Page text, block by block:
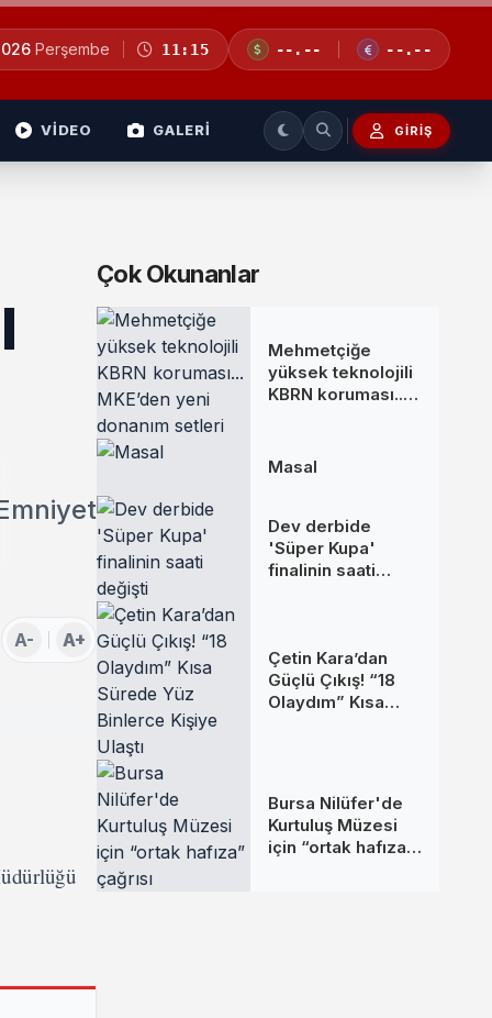
Perşembe 11:15 --.-- --.--
VİDEO GALERİ GIRIŞ
A- A+
Çok Okunanlar
Mehmetçiğe
yüksek teknolojili
KBRN koruması...
Masal
Dev derbide
'Süper Kupa'
finalinin saati
Çetin Kara’dan
Güçlü Çıkış! “18
Olaydım” Kısa
Bursa Nilüfer'de
Kurtuluş Müzesi
için “ortak hafıza”